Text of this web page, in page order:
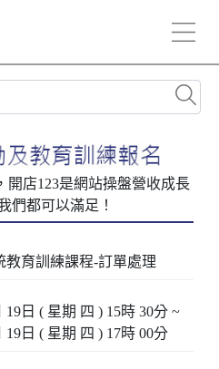
教育訓練課程-訂單處理
19日 ( 星期 四 ) 15時 30分 ~
19日 ( 星期 四 ) 17時 00分